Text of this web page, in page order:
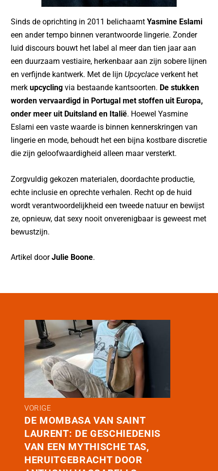
Sinds de oprichting in 2011 belichaamtYasmine Eslami
een ander tempo binnen verantwoorde lingerie. Zonder
luid discours bouwt het label al meer dan tien jaar aan
een duurzaam vestiaire, herkenbaar aan zijn sobere lijnen
en verfijnde kantwerk. Met de lijnUpcyclace verkent het
merkupcycling via bestaande kantsoorten. De stukken
worden vervaardigd in Portugal met stoffen uit Europa,
onder meer uit Duitsland en Italië. Hoewel Yasmine
Eslami een vaste waarde is binnen kennerskringen van
lingerie en mode, behoudt het een bijna kostbare discretie
die zijn geloofwaardigheid alleen maar versterkt.
Zorgvuldig gekozen materialen, doordachte productie,
echte inclusie en oprechte verhalen. Recht op de huid
wordt verantwoordelijkheid een tweede natuur en bewijst
ze, opnieuw, dat sexy nooit onverenigbaar is geweest met
bewustzijn.
Artikel doorJulie Boone.
VORIGE
DE MOMBASA VAN SAINT
LAURENT: DE GESCHIEDENIS
VAN EEN MYTHISCHE TAS,
HERUITGEBRACHT DOOR